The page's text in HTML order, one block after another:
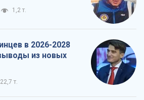
1,2 т.
в 2026-2028
из новых
22,7 т.